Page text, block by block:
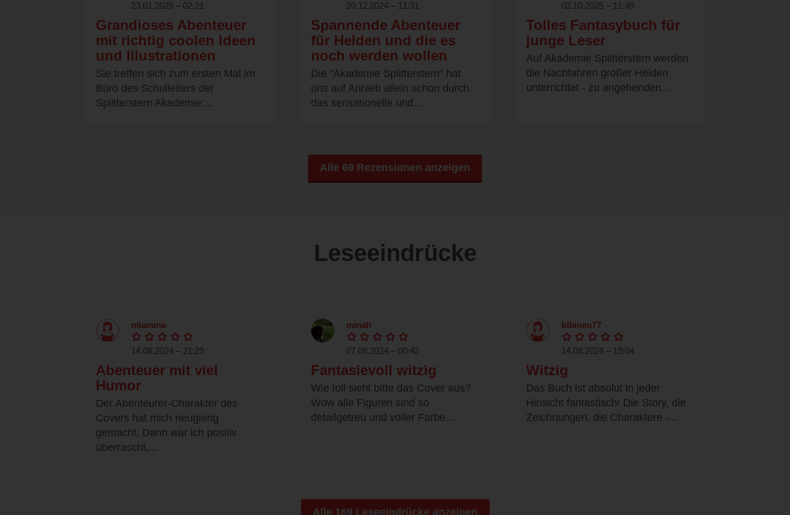
23.01.2025 – 02:21
Grandioses Abenteuer
mit richtig coolen Ideen
und Illustrationen
Sie treffen sich zum ersten Mal im
Büro des Schulleiters der
Splitterstern Akademie:...
20.12.2024 – 11:31
Spannende Abenteuer
für Helden und die es
noch werden wollen
Die "Akademie Splitterstern" hat
uns auf Anhieb allein schon durch
das sensationelle und...
02.10.2025 – 11:49
Tolles Fantasybuch für
junge Leser
Auf Akademie Splitterstern werden
die Nachfahren großer Helden
unterrichtet - zu angehenden...
Alle 69 Rezensionen anzeigen
Leseeindrücke
miamina
14.08.2024 – 21:29
Abenteuer mit viel
Humor
Der Abenteurer-Charakter des
Covers hat mich neugierig
gemacht. Dann war ich positiv
überrascht,...
minah
07.08.2024 – 00:42
Fantasievoll witzig
Wie toll sieht bitte das Cover aus?
Wow alle Figuren sind so
detailgetreu und voller Farbe...
bibineu77
14.08.2024 – 19:04
Witzig
Das Buch ist absolut in jeder
Hinsicht fantastisch! Die Story, die
Zeichnungen, die Charaktere -...
Alle 169 Leseeindrücke anzeigen